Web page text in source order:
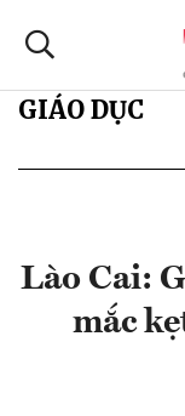
GIÁO DỤC
Lào Cai:
mắc